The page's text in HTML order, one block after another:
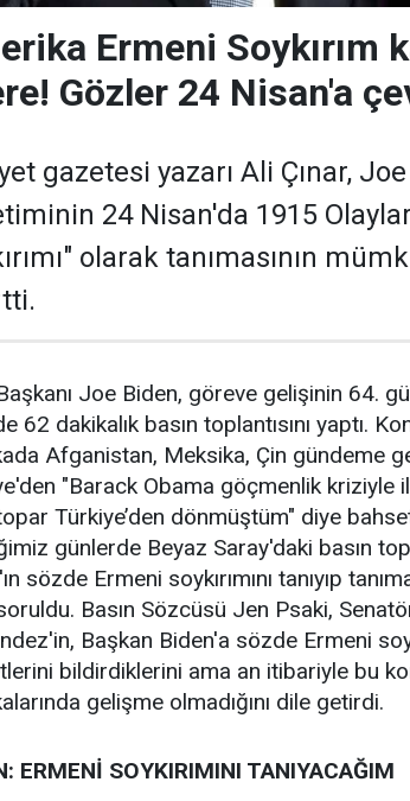
Ermeni Soykırım
Gözler 24 Nisan'a
gazetesi yazarı Ali Çınar,
24 Nisan'da 1915
olarak tanımasının
Joe Biden, göreve gelişinin 64.
62 dakikalık basın toplantısını yaptı.
Afganistan, Meksika, Çin gündeme
"Barack Obama göçmenlik kriziyle
Türkiye’den dönmüştüm" diye
günlerde Beyaz Saray'daki basın
sözde Ermeni soykırımını tanıyıp
Basın Sözcüsü Jen Psaki,
Başkan Biden'a sözde Ermeni
bildirdiklerini ama an itibariyle bu
gelişme olmadığını dile getirdi.
ERMENİ SOYKIRIMINI TANIYACAĞIM